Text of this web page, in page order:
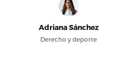
Adriana Sánchez
Derecho y deporte